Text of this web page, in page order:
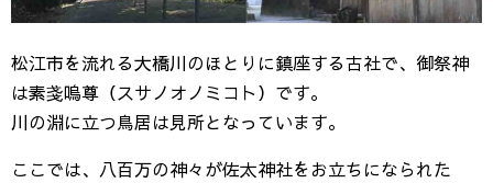
松江市を流れる大橋川のほとりに鎮座する古社で、御祭神
は素戔嗚尊（スサノオノミコト）です。
川の淵に立つ鳥居は見所となっています。
ここでは、八百万の神々が佐太神社をお立ちになられた